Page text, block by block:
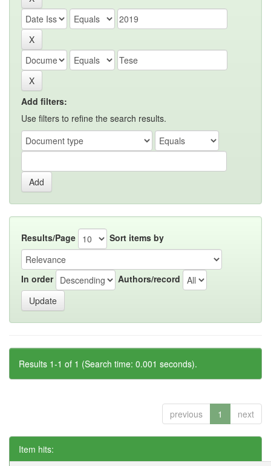
Add filters:
Use filters to refine the search results.
Results/Page Sort items by
In order Authors/record
Results 1-1 of 1 (Search time: 0.001 seconds).
previous 1 next
Item hits: